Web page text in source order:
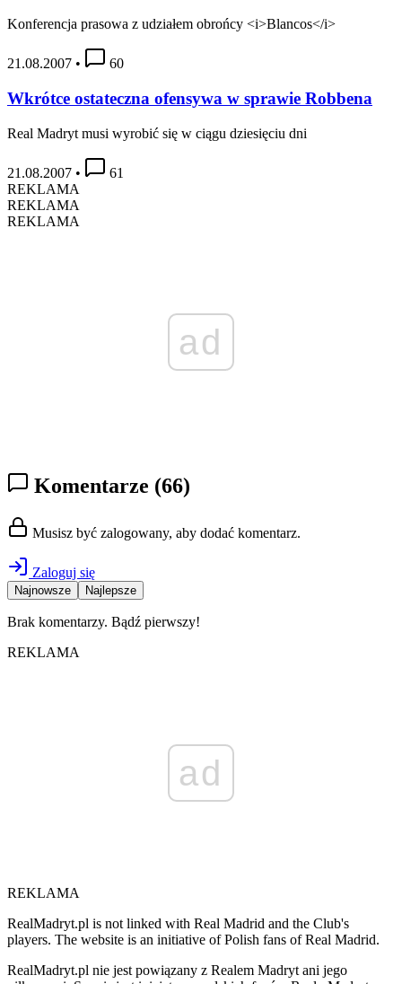
Konferencja prasowa z udziałem obrońcy <i>Blancos</i>
21.08.2007 • 60
Wkrótce ostateczna ofensywa w sprawie Robbena
Real Madryt musi wyrobić się w ciągu dziesięciu dni
21.08.2007 •
61
REKLAMA
REKLAMA
REKLAMA
ad
Komentarze (66)
Musisz być zalogowany, aby dodać komentarz.
Zaloguj się
Najnowsze Najlepsze
Brak komentarzy. Bądź pierwszy!
REKLAMA
ad
REKLAMA
RealMadryt.pl is not linked with Real Madrid and the Club's
players. The website is an initiative of Polish fans of Real Madrid.
RealMadryt.pl nie jest powiązany z Realem Madryt ani jego